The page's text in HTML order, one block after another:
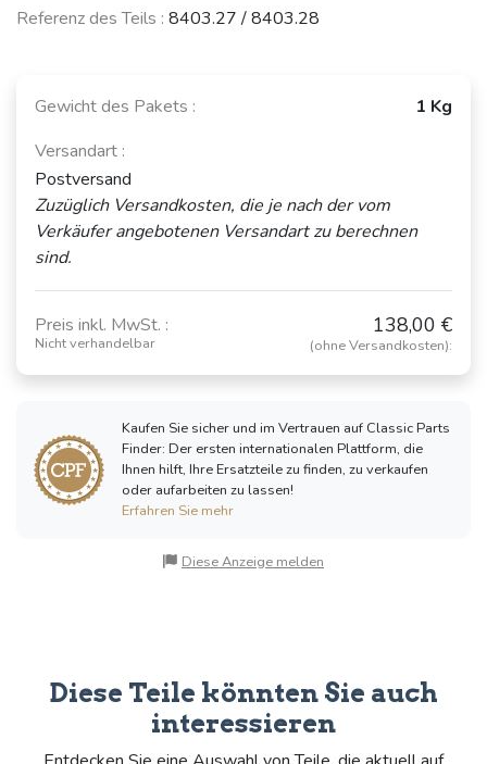
Referenz des Teils : 8403.27 / 8403.28
Gewicht des Pakets :
1 Kg
Versandart :
Postversand
Zuzüglich Versandkosten, die je nach der vom
Verkäufer angebotenen Versandart zu berechnen
sind.
Preis inkl. MwSt. :
Nicht verhandelbar
138,00 €
(ohne Versandkosten):
Kaufen Sie sicher und im Vertrauen auf Classic Parts
Finder: Der ersten internationalen Plattform, die
Ihnen hilft, Ihre Ersatzteile zu finden, zu verkaufen
oder aufarbeiten zu lassen!
Erfahren Sie mehr
Diese Anzeige melden
Diese Teile könnten Sie auch
interessieren